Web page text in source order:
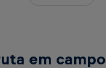
em campo